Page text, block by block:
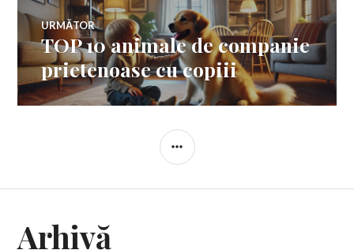
URMĂTOR
Articolul
următor:
TOP 10 animale de companie
prietenoase cu copiii
BARĂ
Arhivă